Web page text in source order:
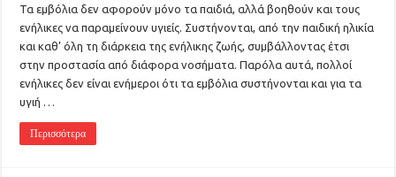
Τα εμβόλια δεν αφορούν μόνο τα παιδιά, αλλά βοηθούν και τους
ενήλικες να παραμείνουν υγιείς. Συστήνονται, από την παιδική ηλικία
και καθ’ όλη τη διάρκεια της ενήλικης ζωής, συμβάλλοντας έτσι
στην προστασία από διάφορα νοσήματα. Παρόλα αυτά, πολλοί
ενήλικες δεν είναι ενήμεροι ότι τα εμβόλια συστήνονται και για τα
υγιή …
Περισσότερα